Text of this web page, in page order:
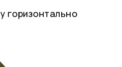
горизонтально